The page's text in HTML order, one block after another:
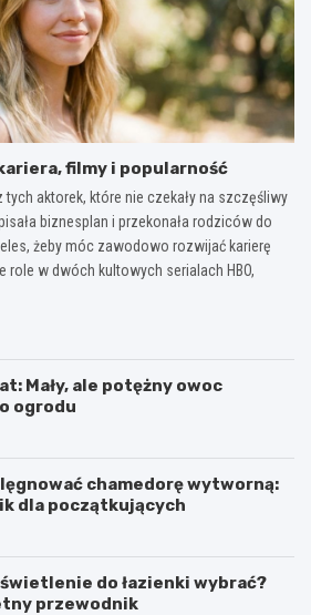
filmy i popularność
tych aktorek, które nie czekały na szczęśliwy
biznesplan i przekonała rodziców do
żeby móc zawodowo rozwijać karierę
role w dwóch kultowych serialach HBO,
Mały, ale potężny owoc
ogrodu
chamedorę wytworną:
dla początkujących
do łazienki wybrać?
przewodnik